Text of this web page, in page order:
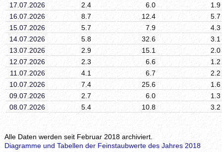
17.07.2026
2.4 6.0
1.9
16.07.2026
8.7 12.4
5.7
15.07.2026
5.7 7.9
4.3
14.07.2026
5.8 32.6
3.1
13.07.2026
2.9 15.1
2.0
12.07.2026
2.3 6.6
1.2
11.07.2026
4.1 6.7
2.2
10.07.2026
7.4 25.6
1.6
09.07.2026
2.7 6.0
1.3
08.07.2026
5.4 10.8 3.2
Alle Daten werden seit Februar 2018 archiviert.
Diagramme und Tabellen der Feinstaubwerte des Jahres 2018